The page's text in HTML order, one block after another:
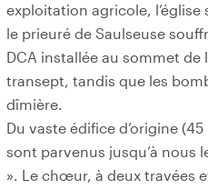
exploitation agricole,
le prieuré de Saulseuse
DCA installée au sommet de
transept, tandis que les
dîmière.
Du vaste édifice d’origine
sont parvenus jusqu’à nous
». Le chœur, à deux travées